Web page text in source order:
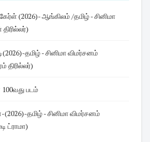
(2026)- ஆங்கிலம் /தமிழ் - சினிமா
தமிழ் - சினிமா விமர்சனம்
100வது படம்
தமிழ் - சினிமா விமர்சனம்
ட்ராமா)